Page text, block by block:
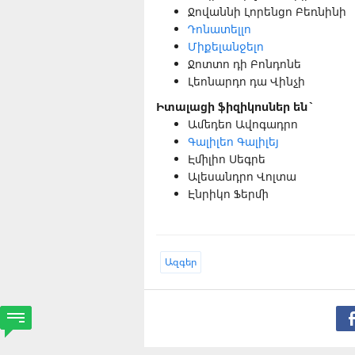
Ջովաննի Լորենցո Բեռնինի
Դոնատելլո
Միքելանջելո
Ջոտտո դի Բոնդոնե
Լեոնարդո դա Վինչի
Իտալացի ֆիզիկոսներ են`
Ամեդեո Ավոգադրո
Գալիլեո Գալիլեյ
Էմիլիո Սեգրե
Ալեսանդրո Վոլտա
Էնրիկո Ֆերմի
Ազգեր